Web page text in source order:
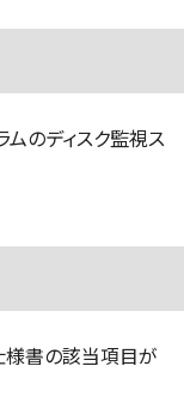
のディスク監視ス
様書の該当項目が